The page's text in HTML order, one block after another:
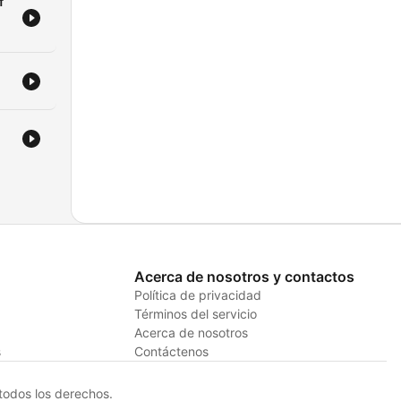
Acerca de nosotros y contactos
Política de privacidad
Términos del servicio
Acerca de nosotros
Contáctenos
los derechos.